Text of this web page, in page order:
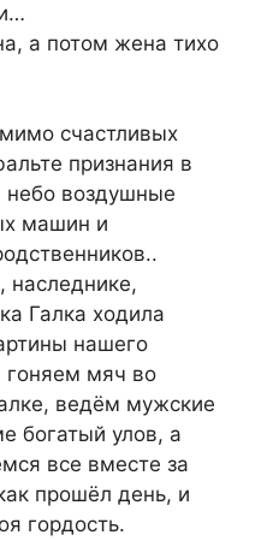
а потом жена тихо
счастливых
признания в
воздушные
машин и
наследнике,
Галка ходила
нашего
мяч во
ведём мужские
богатый улов, а
все вместе за
прошёл день, и
гордость.